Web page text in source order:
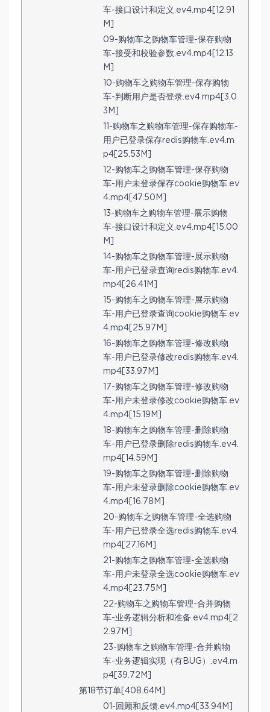
车-接口设计和定义.ev4.mp4[12.91
M]
09-购物车之购物车管理-保存购物
车-接受和校验参数.ev4.mp4[12.13
M]
10-购物车之购物车管理-保存购物
车-判断用户是否登录.ev4.mp4[3.0
3M]
11-购物车之购物车管理-保存购物车-
用户已登录保存redis购物车.ev4.m
p4[25.53M]
12-购物车之购物车管理-保存购物
车-用户未登录保存cookie购物车.ev
4.mp4[47.50M]
13-购物车之购物车管理-展示购物
车-接口设计和定义.ev4.mp4[15.00
M]
14-购物车之购物车管理-展示购物
车-用户已登录查询redis购物车.ev4.
mp4[26.41M]
15-购物车之购物车管理-展示购物
车-用户已登录查询cookie购物车.ev
4.mp4[25.97M]
16-购物车之购物车管理-修改购物
车-用户已登录修改redis购物车.ev4.
mp4[33.97M]
17-购物车之购物车管理-修改购物
车-用户未登录修改cookie购物车.ev
4.mp4[15.19M]
18-购物车之购物车管理-删除购物
车-用户已登录删除redis购物车.ev4.
mp4[14.59M]
19-购物车之购物车管理-删除购物
车-用户未登录删除cookie购物车.ev
4.mp4[16.78M]
20-购物车之购物车管理-全选购物
车-用户已登录全选redis购物车.ev4.
mp4[27.16M]
21-购物车之购物车管理-全选购物
车-用户未登录全选cookie购物车.ev
4.mp4[23.75M]
22-购物车之购物车管理-合并购物
车-业务逻辑分析和准备.ev4.mp4[2
2.97M]
23-购物车之购物车管理-合并购物
车-业务逻辑实现（有BUG）.ev4.m
p4[39.72M]
第18节订单[408.64M]
01-回顾和反馈.ev4.mp4[33.94M]